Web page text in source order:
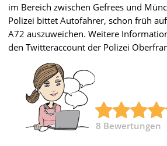
im Bereich zwischen Gefrees und
Polizei bittet Autofahrer, schon früh
A72 auszuweichen. Weitere
den Twitteraccount der Polizei
8 Bewertungen